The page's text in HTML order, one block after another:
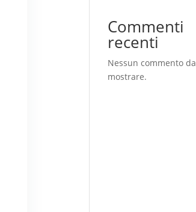
Commenti
recenti
Nessun commento da
mostrare.